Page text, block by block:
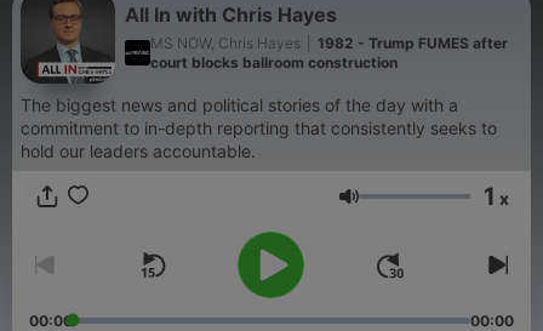
All In with Chris Hayes
MS NOW, Chris Hayes
1982 - Trump FUMES after
court blocks ballroom construction
The biggest news and political stories of the day with a
commitment to in-depth reporting that consistently seeks to
hold our leaders accountable.
Volume 1 x
00:00 00:00